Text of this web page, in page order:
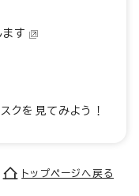
す
クを見てみよう！
トップページへ戻る